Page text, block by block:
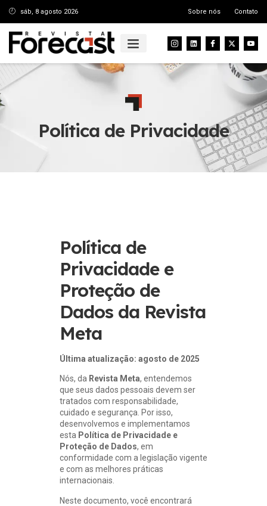
sáb, 8 agosto 2026 Sobre nós Contato
Política de Privacidade
Política de
Privacidade e
Proteção de
Dados da Revista
Meta
Última atualização: agosto de 2025
Nós, da Revista Meta, entendemos
que seus dados pessoais devem ser
tratados com responsabilidade,
cuidado e segurança. Por isso,
desenvolvemos e implementamos
esta Política de Privacidade e
Proteção de Dados, em
conformidade com a legislação vigente
e com as melhores práticas
internacionais.
Neste documento, você encontrará